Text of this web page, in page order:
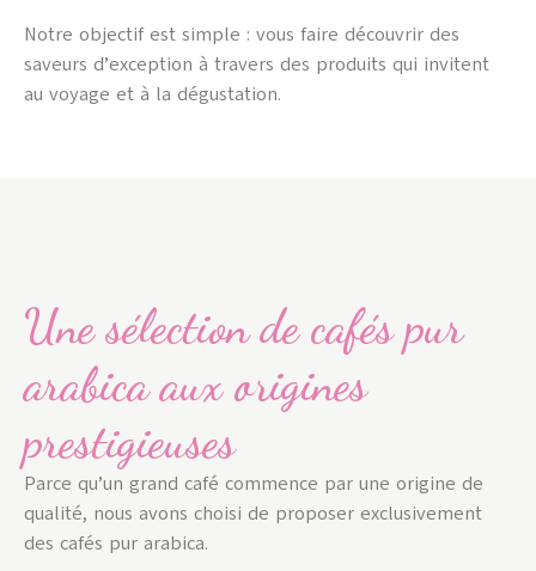
Notre objectif est simple : vous faire découvrir des
saveurs d’exception à travers des produits qui invitent
au voyage et à la dégustation.
Une sélection de cafés pur
arabica aux origines
prestigieuses
Parce qu’un grand café commence par une origine de
qualité, nous avons choisi de proposer exclusivement
des cafés pur arabica.